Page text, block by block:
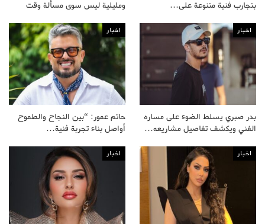
بتجارب فنية متنوعة على…
ومليلية ليس سوى مسألة وقت
اخبار
بدر صبري يسلط الضوء على مساره
الفني ويكشف تفاصيل مشاريعه…
اخبار
حاتم عمور: “بين النجاح والطموح
أواصل بناء تجربة فنية…
اخبار اخبار